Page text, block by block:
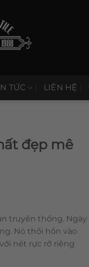
TỨC LIÊN HỆ
đẹp mê
truyền thống. Ngày
Nó thổi hồn vào
nét rực rỡ riêng